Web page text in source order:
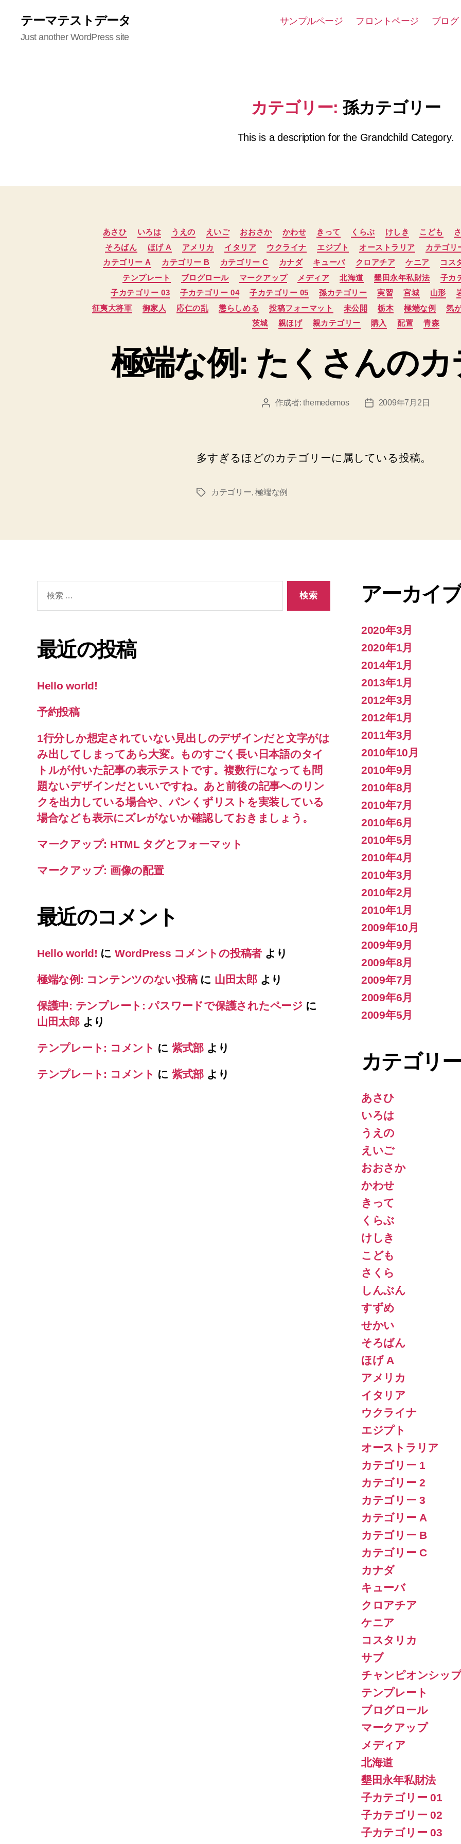
テーマテストデータ
Just another WordPress site
サンプルページ フロントページ ブログ
カテゴリー: 孫カテゴリー
This is a description for the Grandchild Category.
カ
テ
ゴ
ー
あさひ いろは うえの えいご おおさか かわせ きって くらぶ けしき こども
そろばん
ほげ A アメリカ イタリア ウクライナ エジプト オーストラリア
カテゴリ
カテゴリー A
カテゴリー B カテゴリー C カナダ キューバ クロアチア ケニア
コス
テンプレート
ブログロール マークアップ メディア 北海道 墾田永年私財法
子カ
子カテゴリー 03
子カテゴリー 04 子カテゴリー 05 孫カテゴリー 実習 宮城 山形
征夷大将軍
御家人 応仁の乱 懲らしめる 投稿フォーマット 未公開 栃木 極端な例
気
茨城
親ほげ 親カテゴリー 購入 配置 青森
極端な例: たくさんの
投 作成者:themedemos
投
2009年7月2日
多すぎるほどのカテゴリーに属している投稿。
タ
カテゴリー,極端な例
最近の投稿
Hello world!
予約投稿
1行分しか想定されていない見出しのデザインだと文字がは
み出してしまってあら大変。ものすごく長い日本語のタイ
トルが付いた記事の表示テストです。複数行になっても問
題ないデザインだといいですね。あと前後の記事へのリン
クを出力している場合や、パンくずリストを実装している
場合なども表示にズレがないか確認しておきましょう。
マークアップ: HTML タグとフォーマット
マークアップ: 画像の配置
最近のコメント
Hello world! に WordPress コメントの投稿者 より
極端な例: コンテンツのない投稿に 山田太郎より
保護中: テンプレート: パスワードで保護されたページ に
山田太郎より
テンプレート: コメント に 紫式部 より
テンプレート: コメント に 紫式部 より
アーカイ
2020年3月
2020年1月
2014年1月
2013年1月
2012年3月
2012年1月
2011年3月
2010年10月
2010年9月
2010年8月
2010年7月
2010年6月
2010年5月
2010年4月
2010年3月
2010年2月
2010年1月
2009年10月
2009年9月
2009年8月
2009年7月
2009年6月
2009年5月
カテゴリ
あさひ
いろは
うえの
えいご
おおさか
かわせ
きって
くらぶ
けしき
こども
さくら
しんぶん
すずめ
せかい
そろばん
ほげ A
アメリカ
イタリア
ウクライナ
エジプト
オーストラリア
カテゴリー 1
カテゴリー 2
カテゴリー 3
カテゴリー A
カテゴリー B
カテゴリー C
カナダ
キューバ
クロアチア
ケニア
コスタリカ
サブ
チャンピオンシッ
テンプレート
ブログロール
マークアップ
メディア
北海道
墾田永年私財法
子カテゴリー 01
子カテゴリー 02
子カテゴリー 03